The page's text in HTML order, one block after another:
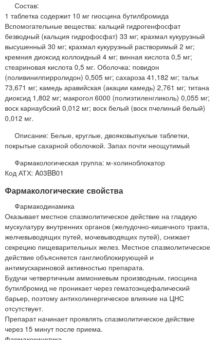
Состав:
1 таблетка содержит 10 мг гиосцина бутилбромида
Вспомогательные вещества: кальций гидрогенфосфат
безводный (кальция гидрофосфат) 33 мг; крахмал кукурузный
высушенный 30 мг; крахмал кукурузный растворимый 2 мг;
кремния диоксид коллоидный 4 мг; винная кислота 0,5 мг;
стеариновая кислота 0,5 мг. Оболочка: повидон
(поливинилпирролидон) 0,505 мг; сахароза 41,182 мг; тальк
73,671 мг; камедь аравийская (акации камедь) 2,761 мг; титана
диоксид 1,802 мг; макрогол 6000 (полиэтиленгликоль) 0,055 мг;
воск карнаубский 0,012 мг; воск белый (воск пчелиный белый)
0,012 мг.
Описание: Белые, круглые, двояковыпуклые таблетки,
покрытые сахарной оболочкой. Запах почти неощутимый
Фармакологическая группа: м-холиноблокатор
Код АТХ: A03BB01
Фармакологические свойства
Фармакодинамика
Оказывает местное спазмолитическое действие на гладкую
мускулатуру внутренних органов (желудочно-кишечного тракта,
желчевыводящих путей, мочевыводящих путей), снижает
секрецию пищеварительных желез. Местное спазмолитическое
действие объясняется ганглиоблокирующей и
антимускариновой активностью препарата.
Будучи четвертичным аммониевым производным, гиосцина
бутилбромид не проникает через гематоэнцефалический
барьер, поэтому антихолинергическое влияние на ЦНС
отсутствует.
Препарат начинает проявлять спазмолитическое действие
через 15 минут после приема.